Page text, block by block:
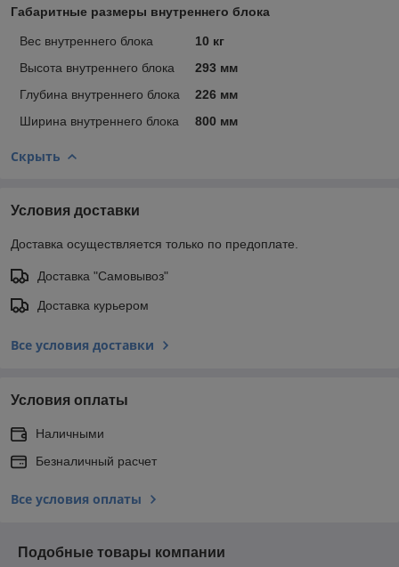
Габаритные размеры внутреннего блока
Вес внутреннего блока
10 кг
Высота внутреннего блока
293 мм
Глубина внутреннего блока
226 мм
Ширина внутреннего блока
800 мм
Скрыть
Условия доставки
Доставка осуществляется только по предоплате.
Доставка "Самовывоз"
Доставка курьером
Все условия доставки
Условия оплаты
Наличными
Безналичный расчет
Все условия оплаты
Подобные товары компании